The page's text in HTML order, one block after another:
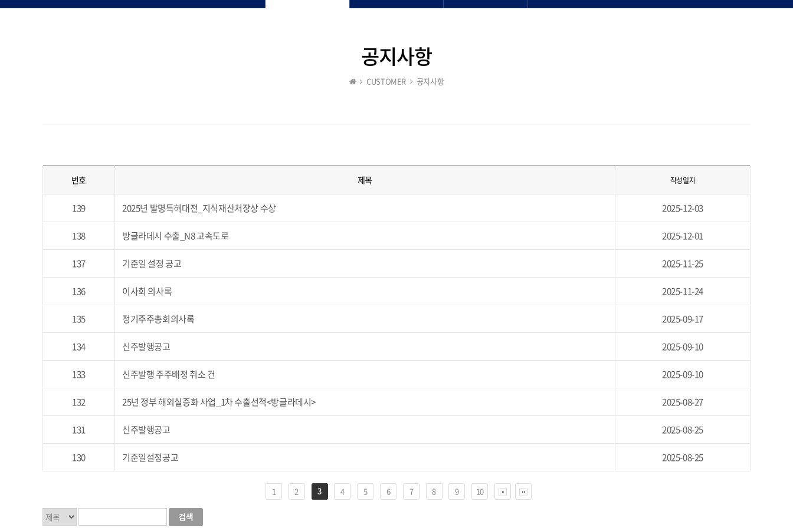
공지사항
CUSTOMER 공지사항
번호 제목 작성일자
139 2025년 발명특허대전_지식재산처장상 수상 2025-12-03
138 방글라데시 수출_N8 고속도로 2025-12-01
137 기준일 설정 공고 2025-11-25
136 이사회 의사록 2025-11-24
135 정기주주총회의사록 2025-09-17
134 신주발행공고 2025-09-10
133 신주발행 주주배정 취소 건 2025-09-10
132 25년 정부 해외실증화 사업_1차 수출선적<방글라데시> 2025-08-27
131 신주발행공고 2025-08-25
130 기준일설정공고 2025-08-25
1 2 3 4 5 6 7 8 9 10